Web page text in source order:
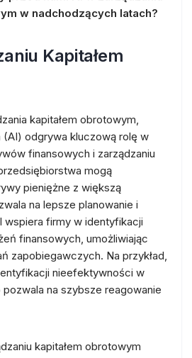
w nadchodzących latach?
Kapitałem
kapitałem obrotowym,
(AI) odgrywa kluczową rolę w
finansowych i zarządzaniu
mogą
pieniężne z większą
na lepsze planowanie i
wspiera firmy w identyfikacji
finansowych, umożliwiając
zapobiegawczych. Na przykład,
nieefektywności w
na szybsze reagowanie
kapitałem obrotowym